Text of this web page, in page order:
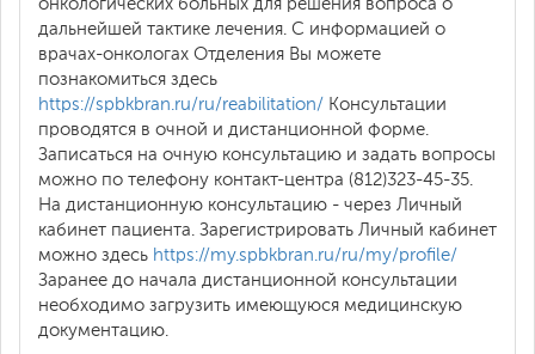
онкологических больных для решения вопроса о
дальнейшей тактике лечения. С информацией о
врачах-онкологах Отделения Вы можете
познакомиться здесь
https://spbkbran.ru/ru/reabilitation/ Консультации
проводятся в очной и дистанционной форме.
Записаться на очную консультацию и задать вопросы
можно по телефону контакт-центра (812)323-45-35.
На дистанционную консультацию - через Личный
кабинет пациента. Зарегистрировать Личный кабинет
можно здесь https://my.spbkbran.ru/ru/my/profile/
Заранее до начала дистанционной консультации
необходимо загрузить имеющуюся медицинскую
документацию.